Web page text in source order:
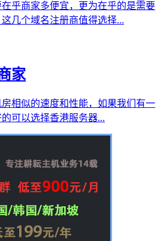
乎商家多便宜，更为在乎的是需要
几个域名注册商值得选择...
家
相似的速度和性能，如果我们有一
可以选择香港服务器...